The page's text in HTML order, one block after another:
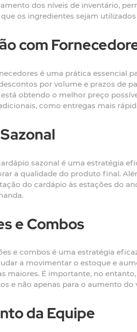
dos níveis de inventário,
os ingredientes sejam
com
é uma prática essencial
por volume e prazos de
obtendo o melhor preço
como entregas mais
sazonal é uma estratégia
a qualidade do produto final.
do cardápio às estações do
e Combos
e combos é uma estratégia
a movimentar o estoque e
maiores. É importante, no
e não apenas para o aumento do
da Equipe